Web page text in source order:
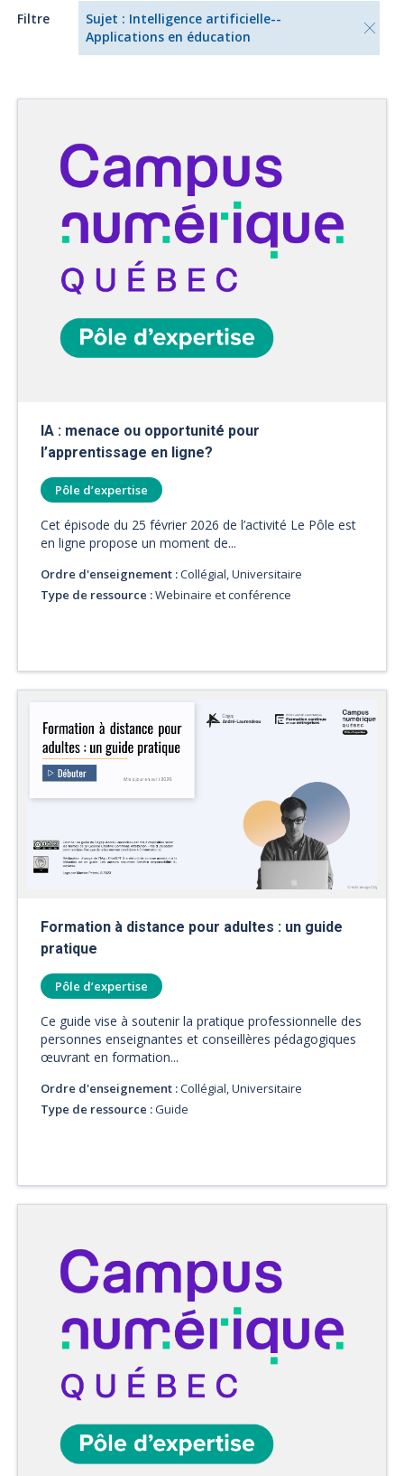
Filtre
Sujet : Intelligence artificielle--
Applications en éducation
IA : menace ou opportunité pour
l’apprentissage en ligne?
Pôle d’expertise
Cet épisode du 25 février 2026 de l’activité Le Pôle est
en ligne propose un moment de...
Ordre d'enseignement :Collégial, Universitaire
Type de ressource :Webinaire et conférence
Formation à distance pour adultes : un guide
pratique
Pôle d’expertise
Ce guide vise à soutenir la pratique professionnelle des
personnes enseignantes et conseillères pédagogiques
œuvrant en formation...
Ordre d'enseignement :Collégial, Universitaire
Type de ressource :Guide